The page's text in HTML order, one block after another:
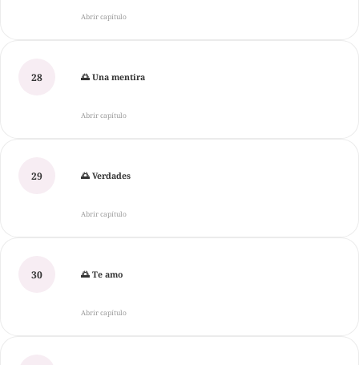
Abrir capítulo
28 🌅 Una mentira
Abrir capítulo
29 🌅 Verdades
Abrir capítulo
30 🌅 Te amo
Abrir capítulo